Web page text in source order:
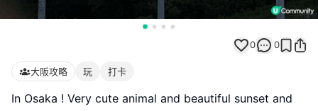
0 0
大阪攻略 玩 打卡
In Osaka ! Very cute animal and beautiful sunset and